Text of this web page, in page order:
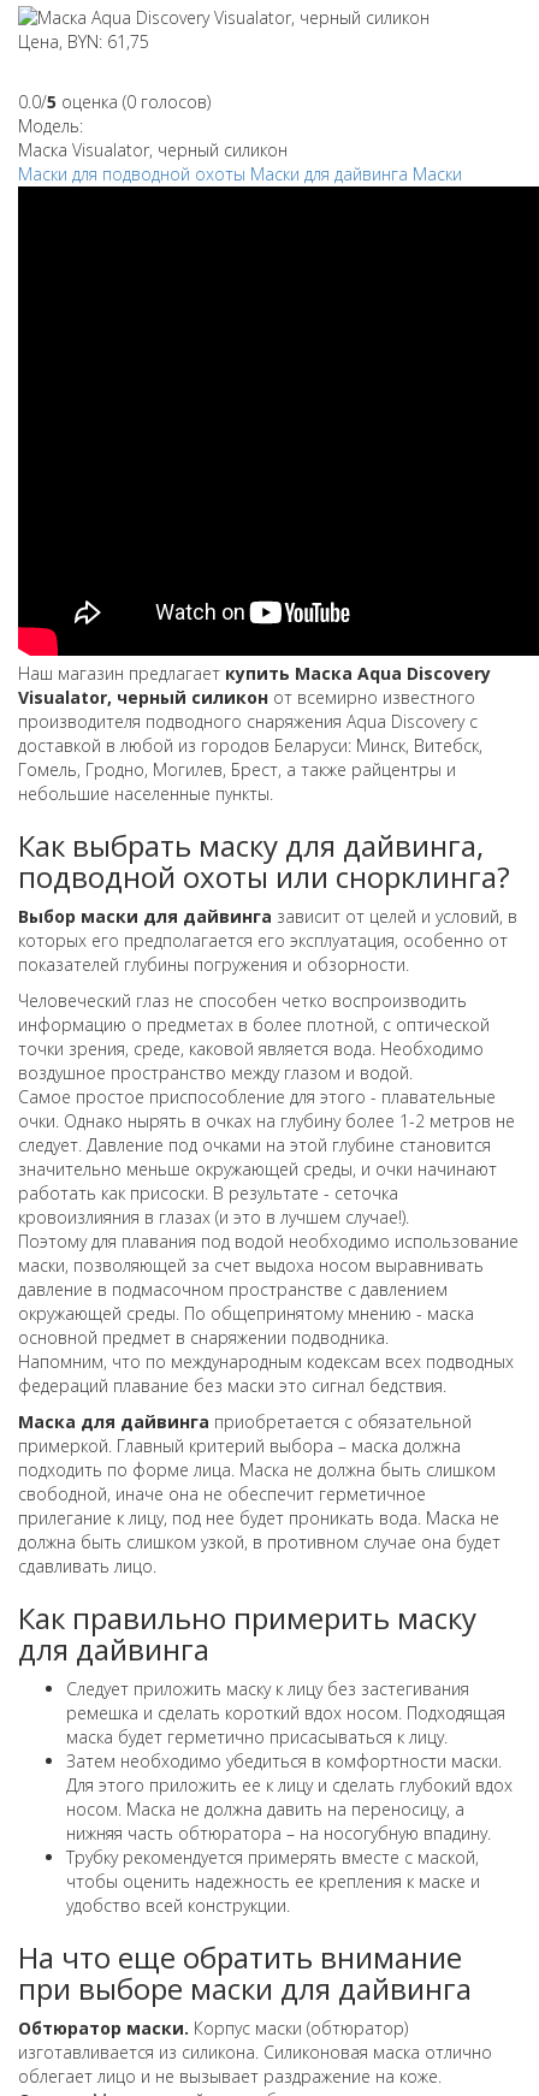
Цена, BYN: 61,75
0.0/5 оценка (0 голосов)
Модель:
Маска Visualator, черный силикон
Маски для подводной охоты Маски для дайвинга Маски
Наш магазин предлагает купить Маска Aqua Discovery
Visualator, черный силикон от всемирно известного
производителя подводного снаряжения Aqua Discovery с
доставкой в любой из городов Беларуси: Минск, Витебск,
Гомель, Гродно, Могилев, Брест, а также райцентры и
небольшие населенные пункты.
Как выбрать маску для дайвинга,
подводной охоты или снорклинга?
Выбор маски для дайвинга зависит от целей и условий, в
которых его предполагается его эксплуатация, особенно от
показателей глубины погружения и обзорности.
Человеческий глаз не способен четко воспроизводить
информацию о предметах в более плотной, с оптической
точки зрения, среде, каковой является вода. Необходимо
воздушное пространство между глазом и водой.
Самое простое приспособление для этого - плавательные
очки. Однако нырять в очках на глубину более 1-2 метров не
следует. Давление под очками на этой глубине становится
значительно меньше окружающей среды, и очки начинают
работать как присоски. В результате - сеточка
кровоизлияния в глазах (и это в лучшем случае!).
Поэтому для плавания под водой необходимо использование
маски, позволяющей за счет выдоха носом выравнивать
давление в подмасочном пространстве с давлением
окружающей среды. По общепринятому мнению - маска
основной предмет в снаряжении подводника.
Напомним, что по международным кодексам всех подводных
федераций плавание без маски это сигнал бедствия.
Маска для дайвинга приобретается с обязательной
примеркой. Главный критерий выбора – маска должна
подходить по форме лица. Маска не должна быть слишком
свободной, иначе она не обеспечит герметичное
прилегание к лицу, под нее будет проникать вода. Маска не
должна быть слишком узкой, в противном случае она будет
сдавливать лицо.
Как правильно примерить маску
для дайвинга
Следует приложить маску к лицу без застегивания
ремешка и сделать короткий вдох носом. Подходящая
маска будет герметично присасываться к лицу.
Затем необходимо убедиться в комфортности маски.
Для этого приложить ее к лицу и сделать глубокий вдох
носом. Маска не должна давить на переносицу, а
нижняя часть обтюратора – на носогубную впадину.
Трубку рекомендуется примерять вместе с маской,
чтобы оценить надежность ее крепления к маске и
удобство всей конструкции.
На что еще обратить внимание
при выборе маски для дайвинга
Обтюратор маски. Корпус маски (обтюратор)
изготавливается из силикона. Силиконовая маска отлично
облегает лицо и не вызывает раздражение на коже.